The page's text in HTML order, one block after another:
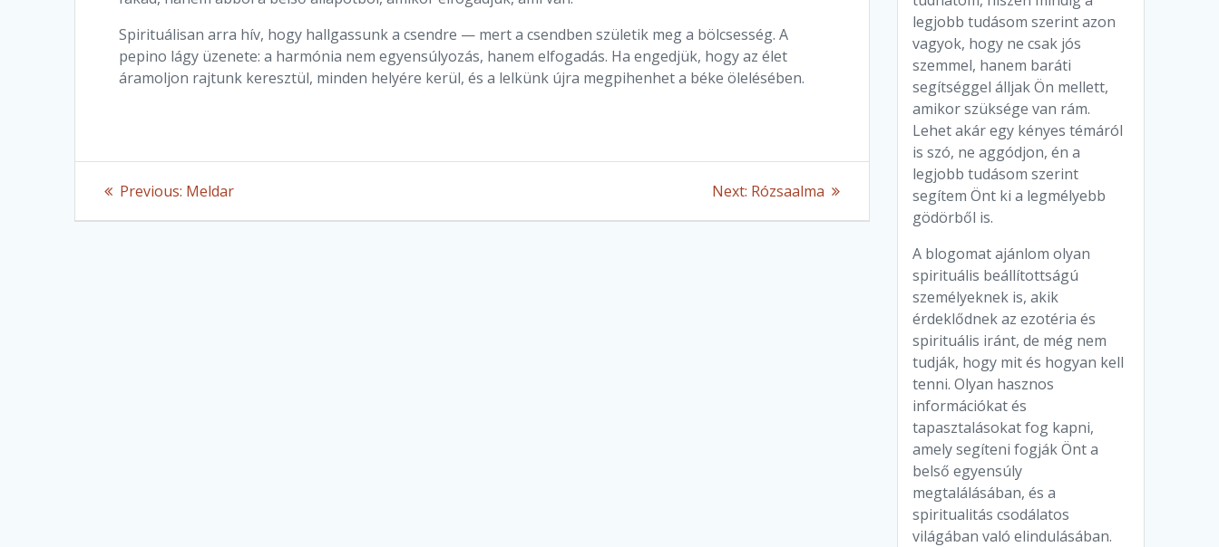
Spirituálisan arra hív, hogy hallgassunk a csendre — mert a csendben születik meg a bölcsesség. A
pepino lágy üzenete: a harmónia nem egyensúlyozás, hanem elfogadás. Ha engedjük, hogy az élet
áramoljon rajtunk keresztül, minden helyére kerül, és a lelkünk újra megpihenhet a béke ölelésében.
Post
navigation
Previous: Previous
Meldar Next: Next
Rózsaalma
legjobb tudásom szerint azon
vagyok, hogy ne csak jós
szemmel, hanem baráti
segítséggel álljak Ön mellett,
amikor szüksége van rám.
Lehet akár egy kényes témáról
is szó, ne aggódjon, én a
legjobb tudásom szerint
segítem Önt ki a legmélyebb
gödörből is.
A blogomat ajánlom olyan
spirituális beállítottságú
személyeknek is, akik
érdeklődnek az ezotéria és
spirituális iránt, de még nem
tudják, hogy mit és hogyan kell
tenni. Olyan hasznos
információkat és
tapasztalásokat fog kapni,
amely segíteni fogják Önt a
belső egyensúly
megtalálásában, és a
spiritualitás csodálatos
világában való elindulásában.